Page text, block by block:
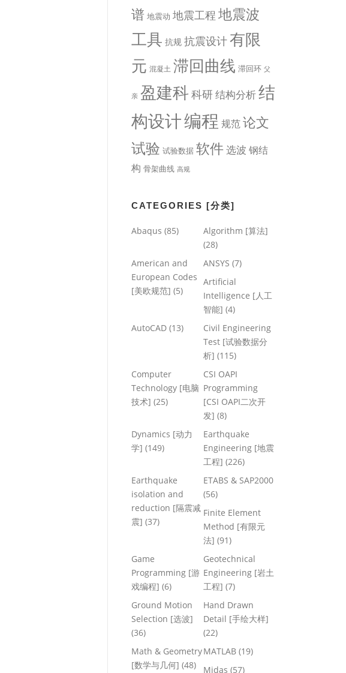
谱 地震动 地震工程 地震波
工具 抗规 抗震设计有限
元 混凝土 滞回曲线 滞回环 父
亲 盈建科 科研 结构分析结
构设计编程 规范论文
试验 试验数据 软件选波 钢结
构 骨架曲线 高规
CATEGORIES [分类]
Abaqus (85)
Algorithm [算法]
(28)
American and
European Codes
[美欧规范] (5)
ANSYS (7)
Artificial
Intelligence [人工
智能] (4)
AutoCAD (13)
Civil Engineering
Test [试验数据分
析] (115)
Computer
Technology [电脑
技术] (25)
CSI OAPI
Programming
[CSI OAPI二次开
发] (8)
Dynamics [动力
学] (149)
Earthquake
Engineering [地震
工程] (226)
Earthquake
isolation and
reduction [隔震减
震] (37)
ETABS & SAP2000
(56)
Finite Element
Method [有限元
法] (91)
Game
Programming [游
戏编程] (6)
Geotechnical
Engineering [岩土
工程] (7)
Ground Motion
Selection [选波]
(36)
Hand Drawn
Detail [手绘大样]
(22)
Math & Geometry
[数学与几何] (48)
MATLAB (19)
Midas (57)